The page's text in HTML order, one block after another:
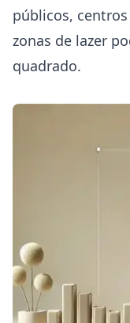
públicos,
zonas de lazer
quadrado.